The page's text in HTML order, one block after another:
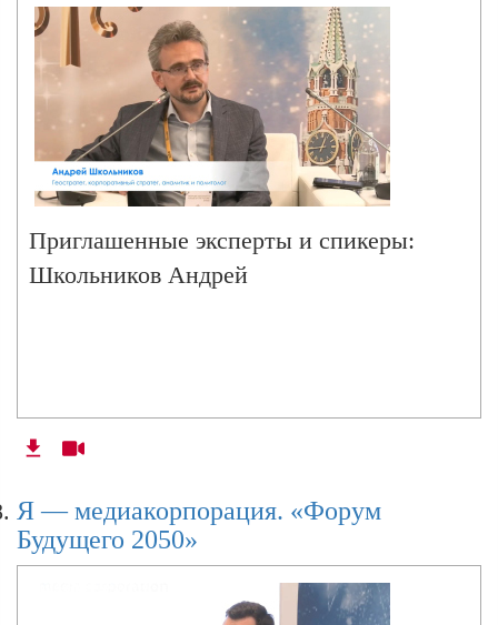
Приглашенные эксперты и спикеры:
Школьников Андрей
Я — медиакорпорация. «Форум
Будущего 2050»